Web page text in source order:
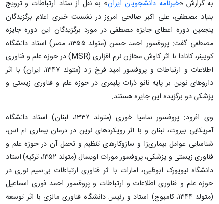
به گزارش «خبرنامه دانشجویان ایران» به نقل از ستاد ارتباطات و ترویج
بنیاد مصطفی، علی اکبر صالحی امروز در نشست خبری اعلام برگزیدگان
پنجمین دوره اعطای جایزه مصطفی در مورد برگزیدگان این دوره جایزه
مصطفی گفت: پروفسور احمد حسن (متولد ۱۳۵۵، مصر) استاد دانشگاه
کویینز، کانادا با اثر کاوش مخازن نرم افزاری (MSR) در حوزه علم و فناوری
اطلاعات و ارتباطات و پروفسور امید فرخ زاد (متولد ۱۳۴۷، ایران) با اثر
داروهای نوین بر پایه نانو ذرات پلیمری در حوزه علم و فناوری زیستی و
پزشکی دو برگزیده این جایزه هستند.
وی افزود: پروفسور سامیا خوری (متولد ۱۳۳۷، لبنان) استاد دانشگاه
آمریکایی بیروت، لبنان و با اثر رویکردهای نوین در درمان بیماری ام اس،
شناسایی عوامل بیماری‌زا و سازوکارهای تنظیم و تحمل آن در حوزه علم و
فناوری زیستی و پزشکی، پروفسور مورات اویسال (متولد ۱۳۵۲، ترکیه) استاد
دانشگاه نیویورک ابوظبی، امارات با اثر فناوری ارتباطات بی‌سیم نوری در
حوزه علم و فناوری اطلاعات و ارتباطات و پروفسور احمد فوزی اسماعیل
(متولد ۱۳۴۴، کامبوج) استاد و رئیس دانشگاه فناوری مالزی با اثر توسعه